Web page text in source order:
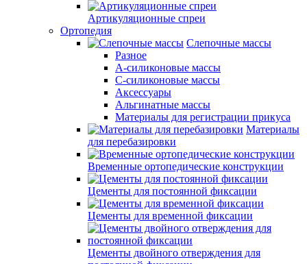
Артикуляционные спреи
Ортопедия
Слепочные массы
Разное
А-силиконовые массы
С-силиконовые массы
Аксессуары
Альгинатные массы
Материалы для регистрации прикуса
Материалы
для перебазировки
Временные ортопедические конструкции
Цементы для постоянной фиксации
Цементы для временной фиксации
Цементы двойного отверждения для